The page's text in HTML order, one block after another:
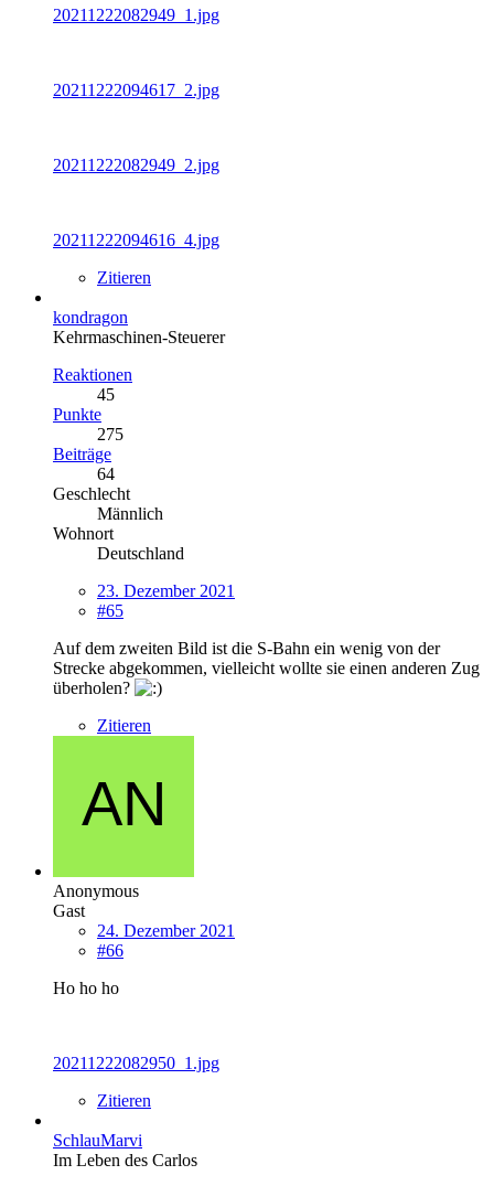
20211222082949_1.jpg
20211222094617_2.jpg
20211222082949_2.jpg
20211222094616_4.jpg
Zitieren
kondragon
Kehrmaschinen-Steuerer
Reaktionen
45
Punkte
275
Beiträge
64
Geschlecht
Männlich
Wohnort
Deutschland
23. Dezember 2021
#65
Auf dem zweiten Bild ist die S-Bahn ein wenig von der
Strecke abgekommen, vielleicht wollte sie einen anderen Zug
überholen?
Zitieren
Anonymous
Gast
24. Dezember 2021
#66
Ho ho ho
20211222082950_1.jpg
Zitieren
SchlauMarvi
Im Leben des Carlos